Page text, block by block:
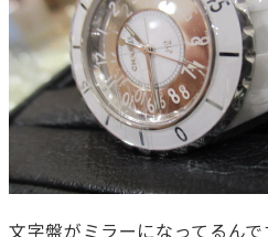
文字盤がミラーになってるんで